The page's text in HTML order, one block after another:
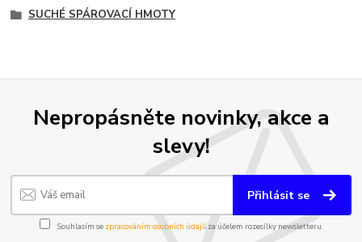
SUCHÉ SPÁROVACÍ HMOTY
Nepropásněte novinky, akce a
slevy!
Přihlásit se
Souhlasím se zpracováním osobních údajůza účelem rozesílky newsletteru.